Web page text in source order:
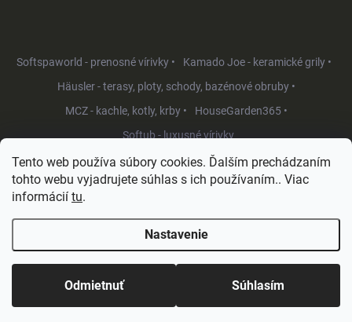
Tento web používa súbory cookies. Ďalším prechádzaním
tohto webu vyjadrujete súhlas s ich používaním.. Viac
informácií tu.
Nastavenie
Odmietnuť Súhlasím
Softspaworld - prenosné vírivky •
Kamado Joe - keramické grily •
Häusler - terasy, ploty, schody, bazénové obruby •
MCZ - kachle, kotly, krby •
HouseGarden365 •
Softub - luxusné vírivky
Vytvoril Shoptet
Copyright 2026HouseGarden.sk. Všetky práva vyhradené.Upraviť